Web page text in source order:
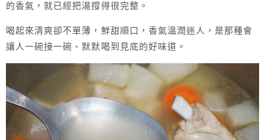
的香氣，就已經把湯撐得很完整。
喝起來清爽卻不單薄，鮮甜順口，香氣溫潤迷人，是那種會
讓人一碗接一碗、默默喝到見底的好味道。